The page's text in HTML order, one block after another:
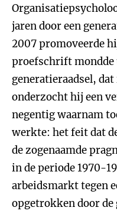
jaren door een
2007 promoveerde
proefschrift mondde
generatieraadsel,
onderzocht hij een
negentig waarnam
werkte: het feit dat
de zogenaamde
in de periode 1970-
arbeidsmarkt tegen
opgetrokken door de